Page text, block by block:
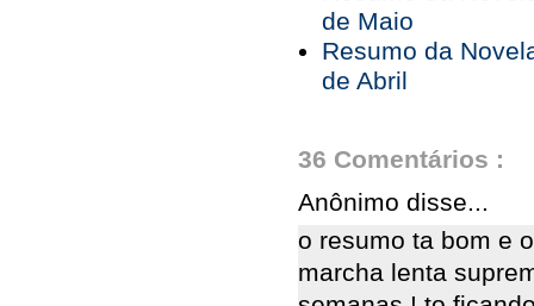
de Maio
Resumo da
de Abril
36 Comentários :
Anônimo disse...
o resumo ta bom e
marcha lenta